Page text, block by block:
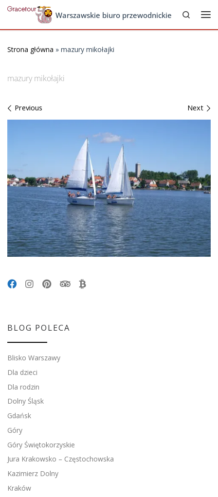
Skip to contentWarszawskie biuro przewodnickie
Search
Strona główna » mazury mikołajki
mazury mikołajki
Images navigation
Previous Next
BLOG POLECA
Blisko Warszawy
Dla dzieci
Dla rodzin
Dolny Śląsk
Gdańsk
Góry
Góry Świętokorzyskie
Jura Krakowsko – Częstochowska
Kazimierz Dolny
Kraków